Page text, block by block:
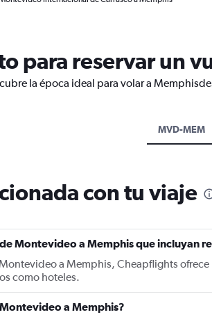
para reservar un
la época ideal para volar a
MVD-MEM
con tu viaje
Montevideo a Memphis que incluyan
a Memphis, Cheapflights
como hoteles.
a Memphis?